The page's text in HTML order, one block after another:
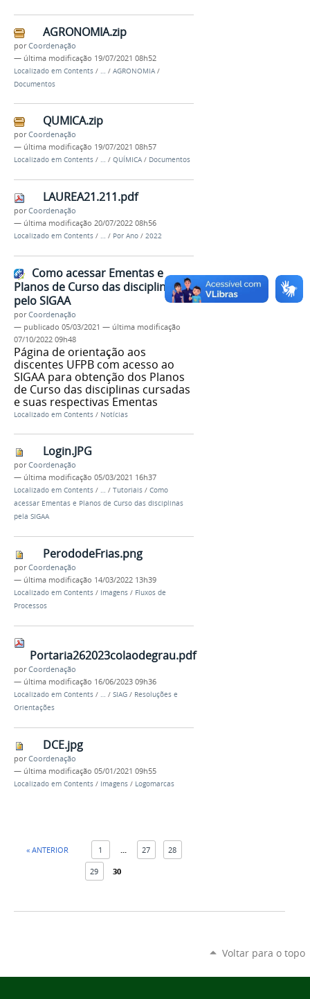
AGRONOMIA.zip
porCoordenação
— última modificação 19/07/2021 08h52
Localizado em Contents / / AGRONOMIA /
Documentos
QUMICA.zip
porCoordenação
— última modificação 19/07/2021 08h57
Localizado em Contents / … / QUÍMICA / Documentos
LAUREA21.211.pdf
porCoordenação
— última modificação 20/07/2022 08h56
Localizado em Contents / … / Por Ano / 2022
Como acessar Ementas e
Planos de Curso das disciplinas
pelo SIGAA
porCoordenação
— publicado 05/03/2021 — última modificação
07/10/2022 09h48
Página de orientação aos
discentes UFPB com acesso ao
SIGAA para obtenção dos Planos
de Curso das disciplinas cursadas
e suas respectivas Ementas
Localizado em Contents / Notícias
Login.JPG
porCoordenação
— última modificação 05/03/2021 16h37
Localizado em Contents / … / Tutoriais / Como
acessar Ementas e Planos de Curso das disciplinas
pela SIGAA
PerododeFrias.png
porCoordenação
— última modificação 14/03/2022 13h39
Localizado em Contents / Imagens / Fluxos de
Processos
Portaria262023colaodegrau.pdf
porCoordenação
— última modificação 16/06/2023 09h36
Localizado em Contents / … / SIAG / Resoluções e
Orientações
DCE.jpg
porCoordenação
— última modificação 05/01/2021 09h55
Localizado em Contents / Imagens / Logomarcas
« ANTERIOR 1 27 28
29 30
Voltar para o topo